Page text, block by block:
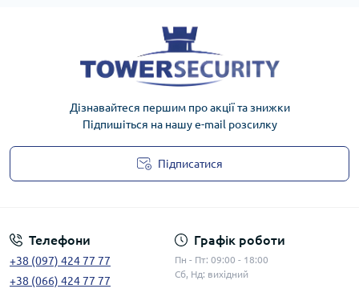
Дізнавайтеся першим про акції та знижки
Підпишіться на нашу e-mail розсилку
Підписатися
Телефони
+38 (097) 424 77 77
+38 (066) 424 77 77
Графік роботи
Пн - Пт: 09:00 - 18:00
Сб, Нд: вихідний